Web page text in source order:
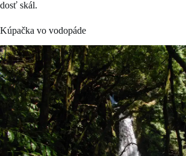
dosť skál.
Kúpačka vo vodopáde